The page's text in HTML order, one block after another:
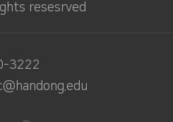
resesrved
3222